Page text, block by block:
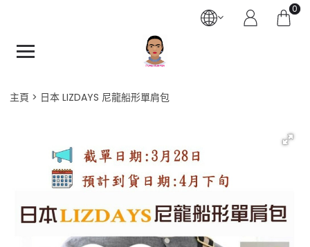
0
主頁 日本 LIZDAYS 尼龍船形單肩包